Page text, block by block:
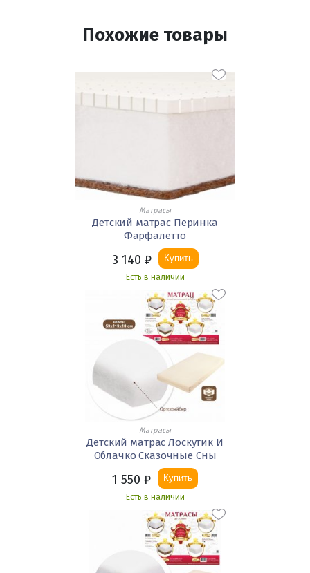
Похожие товары
Матрасы
Детский матрас Перинка
Фарфалетто
3 140 ₽ Купить
Есть в наличии
Матрасы
Детский матрас Лоскутик И
Облачко Сказочные Сны
1 550 ₽ Купить
Есть в наличии